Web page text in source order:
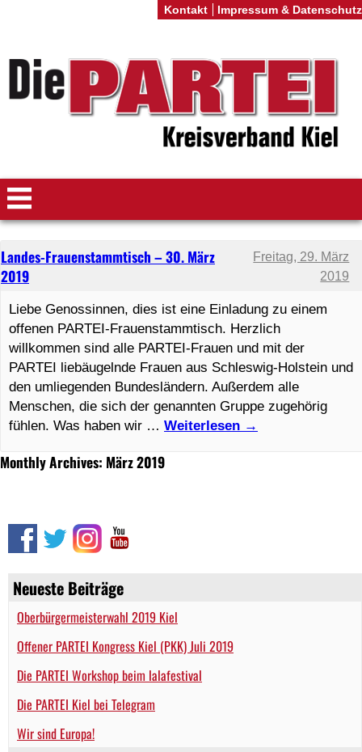
Neueste Beiträge
Oberbürgermeisterwahl 2019 Kiel
Offener PARTEI Kongress Kiel (PKK) Juli 2019
Die PARTEI Workshop beim lalafestival
Die PARTEI Kiel bei Telegram
Wir sind Europa!
Monthly Archives: März 2019
Landes-Frauenstammtisch – 30. März
2019
Freitag, 29. März
2019
Liebe Genossinnen, dies ist eine Einladung zu einem
offenen PARTEI-Frauenstammtisch. Herzlich
willkommen sind alle PARTEI-Frauen und mit der
PARTEI liebäugelnde Frauen aus Schleswig-Holstein und
den umliegenden Bundesländern. Außerdem alle
Menschen, die sich der genannten Gruppe zugehörig
fühlen. Was haben wir … Weiterlesen →
Kontakt Impressum & Datenschutz